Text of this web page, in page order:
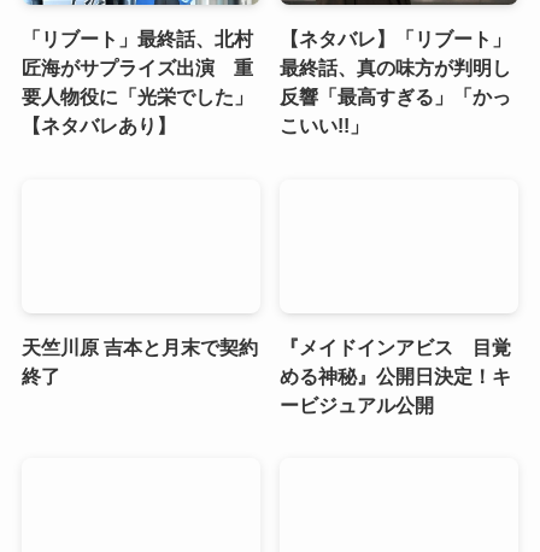
「リブート」最終話、北村
匠海がサプライズ出演 重
要人物役に「光栄でした」
【ネタバレあり】
【ネタバレ】「リブート」
最終話、真の味方が判明し
反響「最高すぎる」「かっ
こいい!!」
天竺川原 吉本と月末で契約
終了
『メイドインアビス 目覚
める神秘』公開日決定！キ
ービジュアル公開